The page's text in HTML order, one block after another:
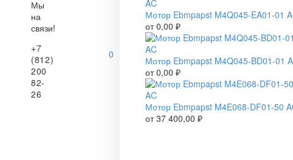
Мы
на
связи!
+7
(812)
200
82-
26
0
Мотор Ebmpapst M4Q045-EA01-01
от0,00 ₽
Мотор Ebmpapst M4Q045-BD01-01
от0,00 ₽
Мотор Ebmpapst M4E068-DF01-50
от37 400,00 ₽